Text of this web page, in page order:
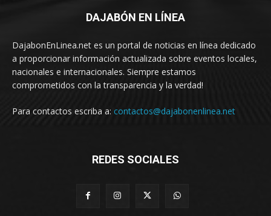
DAJABÓN EN LÍNEA
DajabonEnLinea.net es un portal de noticias en línea dedicado
a proporcionar información actualizada sobre eventos locales,
nacionales e internacionales. Siempre estamos
comprometidos con la transparencia y la verdad!
Para contactos escriba a: contactos@dajabonenlinea.net
REDES SOCIALES